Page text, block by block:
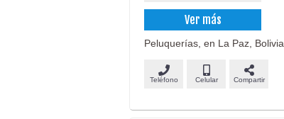
Ver más
Peluquerías, en La Paz, Bolivia.
Teléfono Celular Compartir